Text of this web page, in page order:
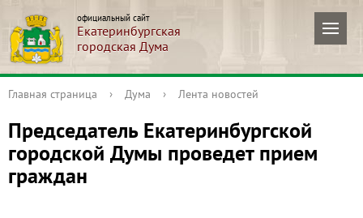
официальный сайт
Екатеринбургская
городская Дума
Главная страница › Дума › Лента новостей
Председатель Екатеринбургской
городской Думы проведет прием
граждан